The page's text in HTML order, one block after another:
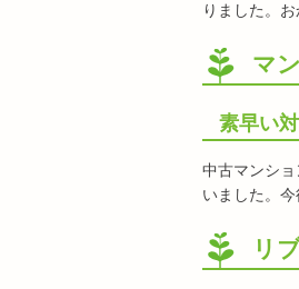
りました。
マ
素早い
中古マンシ
いました。
リ